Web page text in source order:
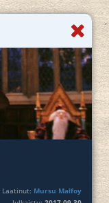
Laatinut: Mursu Malfoy